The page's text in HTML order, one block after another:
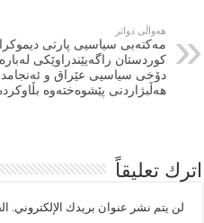
هەواڵی دواتر
مەکتەبی سیاسیی پارتی
کوردستان راگەیێندراوێکی
دۆخی سیاسیی عێراق و
هەڵبژاردنی پێشوەختەوە
اترك تعليقاً
لن يتم نشر عنوان بريدك الإلكتروني.